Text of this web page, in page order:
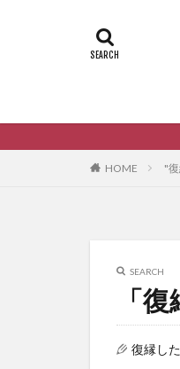
HOME "
SEARCH
「
復縁し